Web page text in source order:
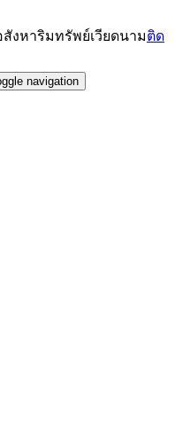
งหาริมทรัพย์เวียดนามติด
navigation